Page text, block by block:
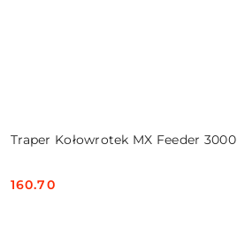
Traper Kołowrotek MX Feeder 3000
Cena:
160.70